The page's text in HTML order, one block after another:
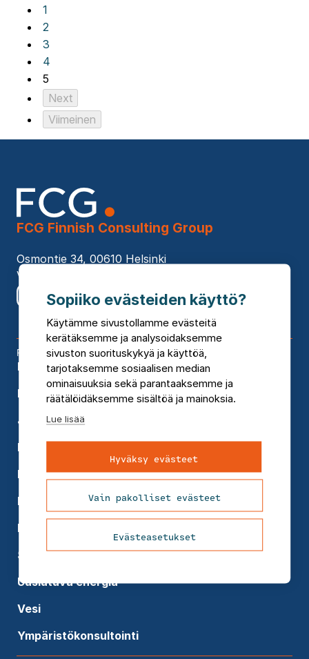
1
2
3
4
5
Next
Viimeinen
FCG Finnish Consulting Group
Osmontie 34, 00610 Helsinki
Vaihde 010 4090
Palvelumme
Elinkeinot ja aluekehitys
Infra
Johtaminen
Kaupunkisuunnittelu
Kiinteistöjohtaminen
Koulutukset
Rakennusten suunnittelu
Sosiaali- ja terveyspalvelut
Uusiutuva energia
Vesi
Ympäristökonsultointi
Sopiiko evästeiden käyttö?
Käytämme sivustollamme evästeitä
kerätäksemme ja analysoidaksemme
sivuston suorituskykyä ja käyttöä,
tarjotaksemme sosiaalisen median
ominaisuuksia sekä parantaaksemme ja
räätälöidäksemme sisältöä ja mainoksia.
Lue lisää
Hyväksy evästeet
Vain pakolliset evästeet
Evästeasetukset